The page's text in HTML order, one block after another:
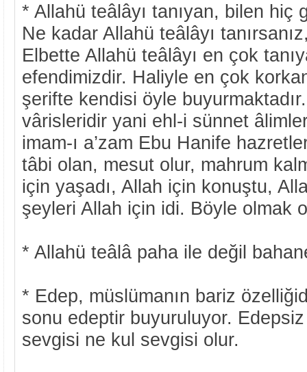
* Allahü teâlâyı tanıyan, bilen hiç
Ne kadar Allahü teâlâyı
Elbette Allahü teâlâyı en çok
efendimizdir. Haliyle en çok
şerifte kendisi öyle
vârisleridir yani ehl-i sünnet
imam-ı a’zam Ebu Hanife
tâbi olan, mesut olur, mahrum
için yaşadı, Allah için konuştu,
şeyleri Allah için idi. Böyle olmak
* Allahü teâlâ paha ile değil
* Edep, müslümanın bariz
sonu edeptir buyuruluyor.
sevgisi ne kul sevgisi olur.